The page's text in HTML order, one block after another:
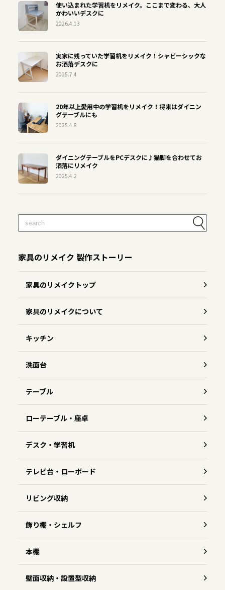
使い込まれた学習机をリメイク。ここまで変わる、大人
かわいいデスクに
2026.4.13
実家に残っていた学習机をリメイク！シャビーシックな
お洒落デスクに
2025.7.4
20年以上愛用中の学習机をリメイク！将来はダイニン
グテーブルにも
2025.4.8
ダイニングテーブルをPCデスクに♪猫脚を合わせてお
洒落にリメイク
2025.4.2
家具のリメイク 製作ストーリー
家具のリメイクトップ
家具のリメイクについて
キッチン
洗面台
テーブル
ローテーブル・座卓
デスク・学習机
テレビ台・ローボード
リビング収納
飾り棚・シェルフ
本棚
壁面収納・設置型収納